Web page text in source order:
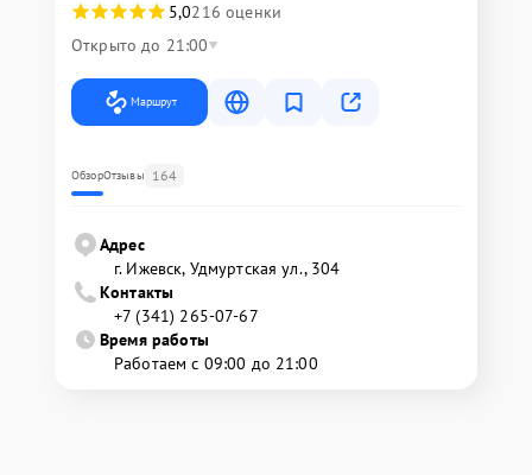
5,0216 оценки
Открыто до 21:00
Маршрут
ОбзорОтзывы 164
Адрес
г. Ижевск, Удмуртская ул., 304
Контакты
+7 (341) 265-07-67
Время работы
Работаем с 09:00 до 21:00